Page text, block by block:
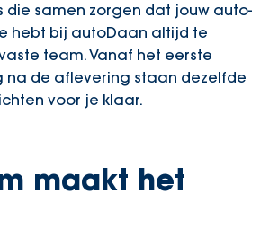
die samen zorgen dat jouw auto-
hebt bij autoDaan altijd te
team. Vanaf het eerste
na de aflevering staan dezelfde
voor je klaar.
maakt het